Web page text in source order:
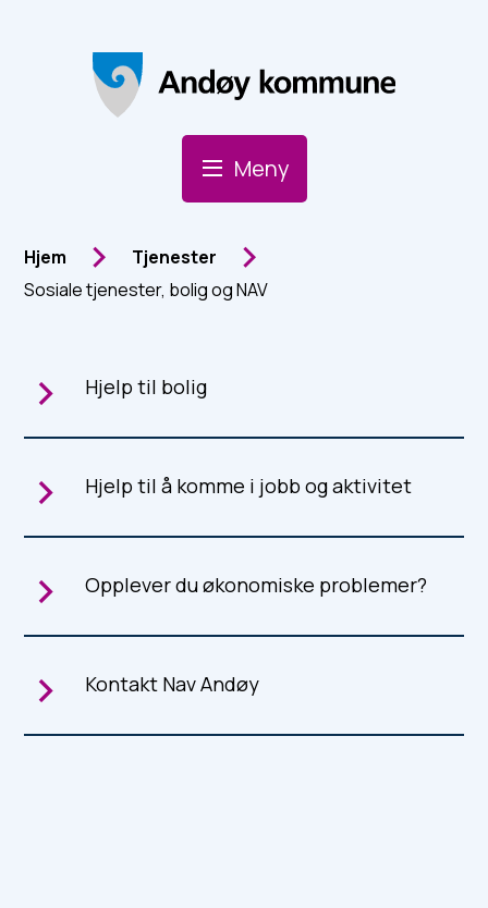
Andøy Kommune
Meny
Du er her:
Hjem
Tjenester
Sosiale tjenester, bolig og NAV
Hjelp til bolig
Hjelp til å komme i jobb og aktivitet
Opplever du økonomiske problemer?
Kontakt Nav Andøy